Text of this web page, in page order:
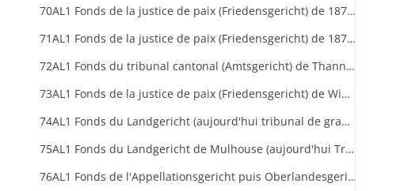
70AL1 Fonds de la justice de paix (Friedensgericht) de 1871 à 1879 puis du tribunal cantonal (Amtsgericht) de Sainte-Marie-aux-Mines de 1879 à 1918
71AL1 Fonds de la justice de paix (Friedensgericht) de 1871 à 1879 puis du tribunal cantonal (Amtsgericht) de Soultz de 1879 à 1918
72AL1 Fonds du tribunal cantonal (Amtsgericht) de Thann (1879-1914)
73AL1 Fonds de la justice de paix (Friedensgericht) de Wintzenheim (1871-1879)
74AL1 Fonds du Landgericht (aujourd'hui tribunal de grande instance) de Colmar 1871-1918
75AL1 Fonds du Landgericht de Mulhouse (aujourd'hui Tribunal de Grande Instance) de 1871 à 1918
76AL1 Fonds de l'Appellationsgericht puis Oberlandesgericht (aujourd'hui cour d'appel) de Colmar 1871-1918